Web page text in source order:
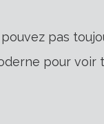
pas
pour voir